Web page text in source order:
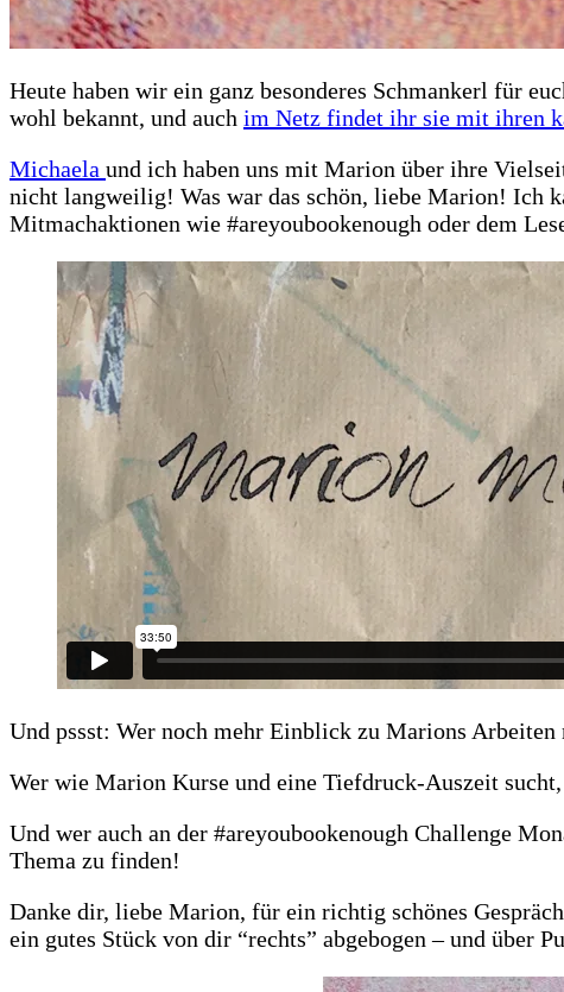
Heute haben wir ein ganz besonderes Schmankerl für
wohl bekannt, und auch im Netz findet ihr sie mit ihren
Michaela und ich haben uns mit Marion über ihre
nicht langweilig! Was war das schön, liebe Marion! Ich
Mitmachaktionen wie #areyoubookenough oder dem
Und pssst: Wer noch mehr Einblick zu Marions
Wer wie Marion Kurse und eine Tiefdruck-Auszeit
Und wer auch an der #areyoubookenough Challenge
Thema zu finden!
Danke dir, liebe Marion, für ein richtig schönes
ein gutes Stück von dir “rechts” abgebogen – und über